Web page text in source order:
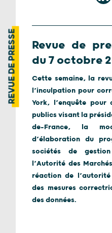
REVUE DE PRESSE
Revue de
du 7 octobre
Cette semaine, la
l’inculpation pour
York, l’enquête pour
publics visant la
de-France, la
d’élaboration du
sociétés de
l’Autorité des
réaction de
des mesures
des données.